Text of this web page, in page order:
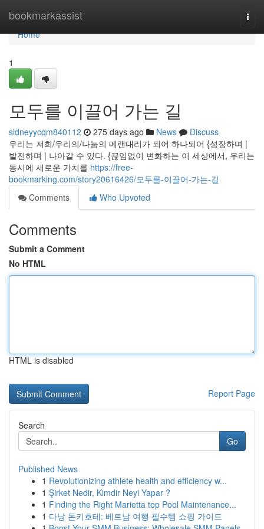
bookmarkassist
Home
Home
1
모두를 이끌어 가는 길
sidneyycqm840112 275 days ago News
Discuss
우리는 저희/우리의/나눔의 메랜대리가 되어 하나되어 {성장하며 |
발전하며 | 나아갈 수 있다. {끊임없이 변화하는 이 세상에서, 우리는
동시에 새로운 가치를 https://free-
bookmarking.com/story20616426/모두를-이끌어-가는-길
Comments
Who Upvoted
Comments
Submit a Comment
No HTML
HTML is disabled
Report Page
Search
Go
Published News
1 Revolutionizing athlete health and efficiency w...
1 Şirket Nedir, Kimdir Neyi Yapar ?
1 Finding the Right Marietta top Pool Maintenance...
1 다낭 돈키호테: 베트남 여행 필수템 쇼핑 가이드